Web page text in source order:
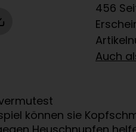
456
Auch
können sie